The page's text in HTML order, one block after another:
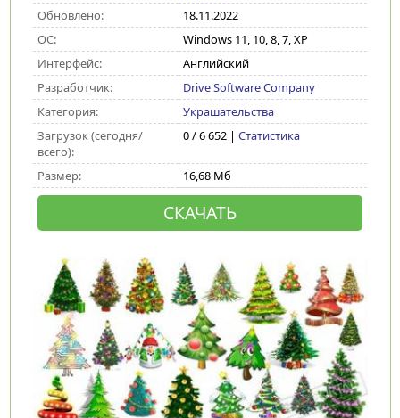
Обновлено:
18.11.2022
ОС:
Windows 11, 10, 8, 7, XP
Интерфейс:
Английский
Разработчик:
Drive Software Company
Категория:
Украшательства
Загрузок (сегодня/
всего):
0 / 6 652 | Статистика
Размер: 16,68 Мб
СКАЧАТЬ